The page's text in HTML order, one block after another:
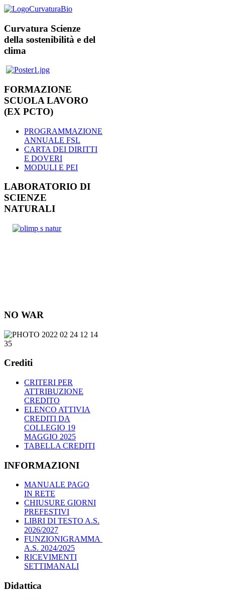
Curvatura Scienze
della sostenibilità e del
clima
FORMAZIONE
SCUOLA LAVORO
(EX PCTO)
PROGRAMMAZIONE
ANNUALE FSL
CARTA DEI DIRITTI
E DOVERI
MODULI E PEI
LABORATORIO DI
SCIENZE
NATURALI
NO WAR
Crediti
CRITERI PER
ATTRIBUZIONE
CREDITO
ELENCO ATTIVIA
CREDITI DA
COLLEGIO 19
MAGGIO 2025
TABELLA CREDITI
INFORMAZIONI
MANUALE PAGO
IN RETE
CHIUSURE GIORNI
PREFESTIVI
LIBRI DI TESTO A.S.
2026/2027
FUNZIONIGRAMMA
A.S. 2024/2025
RICEVIMENTI
SETTIMANALI
Didattica